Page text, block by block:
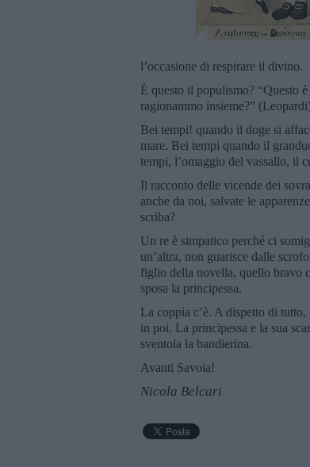
l’occasione di respirare il divino.
È questo il populismo? “Questo
ragionammo insieme?”
Bei tempi! quando il doge si
mare. Bei tempi quando il
tempi, l’omaggio del vassallo, il
Il racconto delle vicende dei
anche da noi, salvate le
scriba?
Un re è simpatico perché ci
un’altra, non guarisce dalle
figlio della novella, quello bravo
sposa la principessa.
La coppia c’è. A dispetto di
in poi. La principessa e la sua
sventola la bandierina.
Avanti Savoia!
Nicola Belcari